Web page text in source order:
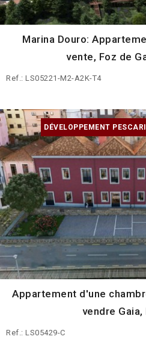
Marina Douro:
vente, Foz de
Ref.: LS05221-M2-A2K-T4
DÉVELOPPEMENT
Appartement d'une
vendre
Ref.: LS05429-C